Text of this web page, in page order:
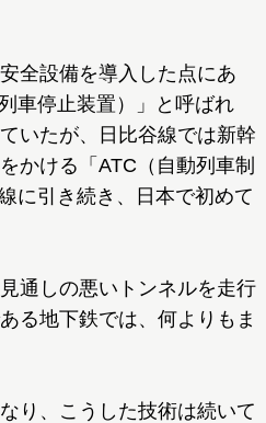
全設備を導入した点にあ
車停止装置）」と呼ばれ
いたが、日比谷線では新幹
かける「ATC（自動列車制
に引き続き、日本で初めて
通しの悪いトンネルを走行
る地下鉄では、何よりもま
り、こうした技術は続いて